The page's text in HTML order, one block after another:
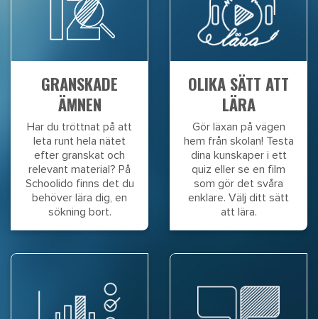
GRANSKADE
ÄMNEN
Har du tröttnat på att
leta runt hela nätet
efter granskat och
relevant material? På
Schoolido finns det du
behöver lära dig, en
sökning bort.
OLIKA SÄTT ATT
LÄRA
Gör läxan på vägen
hem från skolan! Testa
dina kunskaper i ett
quiz eller se en film
som gör det svåra
enklare. Välj ditt sätt
att lära.